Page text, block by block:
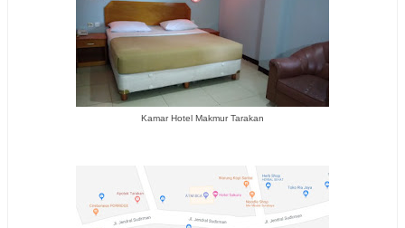
Kamar Hotel Makmur Tarakan